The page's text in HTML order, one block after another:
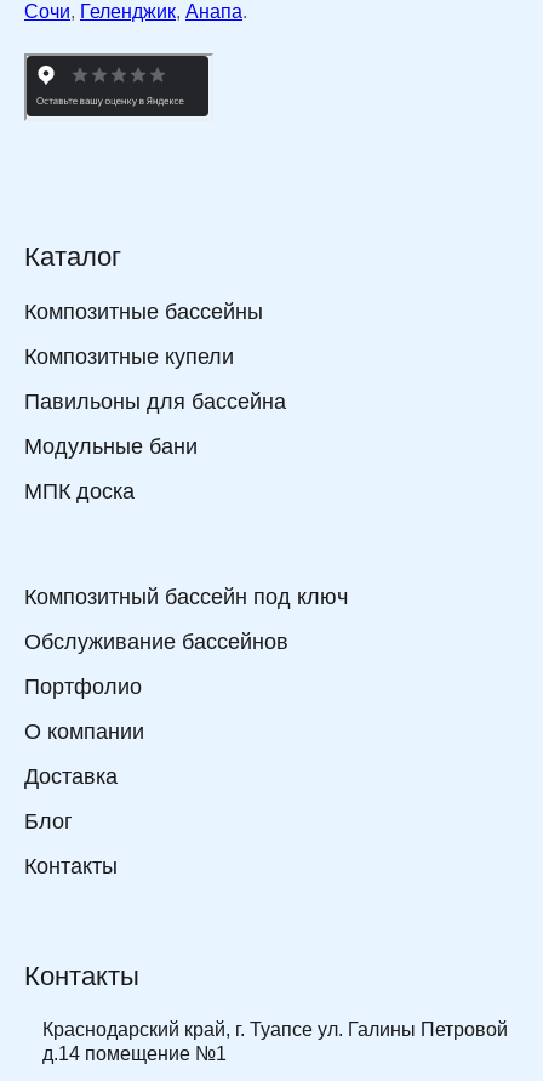
Сочи, Геленджик, Анапа.
Каталог
Композитные бассейны
Композитные купели
Павильоны для бассейна
Модульные бани
МПК доска
Композитный бассейн под ключ
Обслуживание бассейнов
Портфолио
О компании
Доставка
Блог
Контакты
Контакты
Краснодарский край, г. Туапсе ул. Галины Петровой
д.14 помещение №1